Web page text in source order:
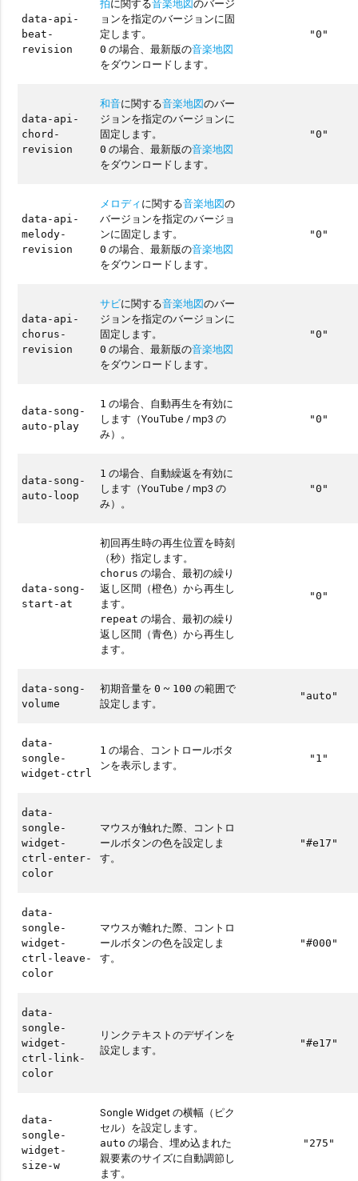
data-api-
beat-
revision
拍に関する音楽地図のバージ
ョンを指定のバージョンに固
定します。
0 の場合、最新版の音楽地図
をダウンロードします。
"0"
data-api-
chord-
revision
和音に関する音楽地図のバー
ジョンを指定のバージョンに
固定します。
0 の場合、最新版の音楽地図
をダウンロードします。
"0"
data-api-
melody-
revision
メロディに関する音楽地図の
バージョンを指定のバージョ
ンに固定します。
0 の場合、最新版の音楽地図
をダウンロードします。
"0"
data-api-
chorus-
revision
サビに関する音楽地図のバー
ジョンを指定のバージョンに
固定します。
0 の場合、最新版の音楽地図
をダウンロードします。
"0"
data-song-
auto-play
1 の場合、自動再生を有効に
します（YouTube / mp3 の
み）。
"0"
data-song-
auto-loop
1 の場合、自動繰返を有効に
します（YouTube / mp3 の
み）。
"0"
data-song-
start-at
初回再生時の再生位置を時刻
（秒）指定します。
chorus の場合、最初の繰り
返し区間（橙色）から再生し
ます。
repeat の場合、最初の繰り
返し区間（青色）から再生し
ます。
"0"
data-song-
volume
初期音量を0 ~ 100 の範囲で
設定します。
"auto"
data-
songle-
widget-ctrl
1 の場合、コントロールボタ
ンを表示します。
"1"
data-
songle-
widget-
ctrl-enter-
color
マウスが触れた際、コントロ
ールボタンの色を設定しま
す。
"#e17"
data-
songle-
widget-
ctrl-leave-
color
マウスが離れた際、コントロ
ールボタンの色を設定しま
す。
"#000"
data-
songle-
widget-
ctrl-link-
color
リンクテキストのデザインを
設定します。
"#e17"
data-
songle-
widget-
size-w
Songle Widget の横幅（ピク
セル）を設定します。
auto の場合、埋め込まれた
親要素のサイズに自動調節し
ます。
"275"